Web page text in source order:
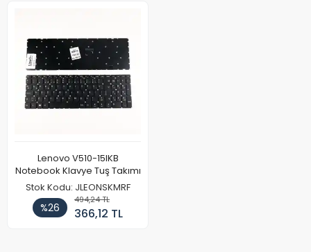
Lenovo V510-15IKB
Notebook Klavye Tuş Takımı
Stok Kodu: JLEONSKMRF
%26
494,24 TL
366,12 TL